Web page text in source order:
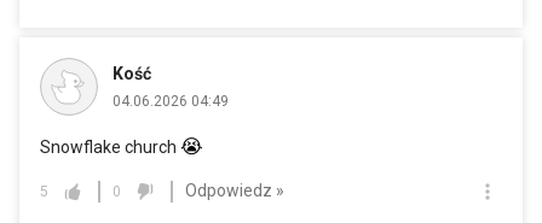
Kość
04.06.2026 04:49
Snowflake church 😭
5 0 Odpowiedz »